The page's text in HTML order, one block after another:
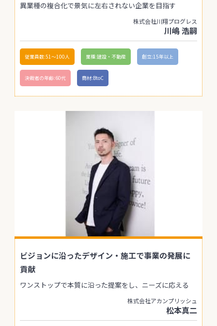
異業種の複合化で景気に左右されない企業を目指す
株式会社川翔プログレス
川嶋 浩嗣
従業員数:51〜100人 業種:建設・不動産 創立:15年以上
決裁者の年齢:60代 商材:BtoC
ビジョンに沿ったデザイン・施工で事業の発展に
貢献
ワンストップで本質に沿った提案をし、ニーズに応える
株式会社アカンプリッシュ
松本真二